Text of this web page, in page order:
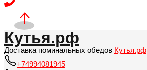
Кутья.рф
Доставка поминальных обедов Кутья.рф
+74994081945